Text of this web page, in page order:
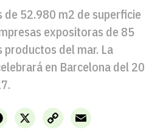
de 52.980 m2 de superficie
expositoras de 85
productos del mar. La
en Barcelona del 20
X
Facebook
Copy
Link
Email